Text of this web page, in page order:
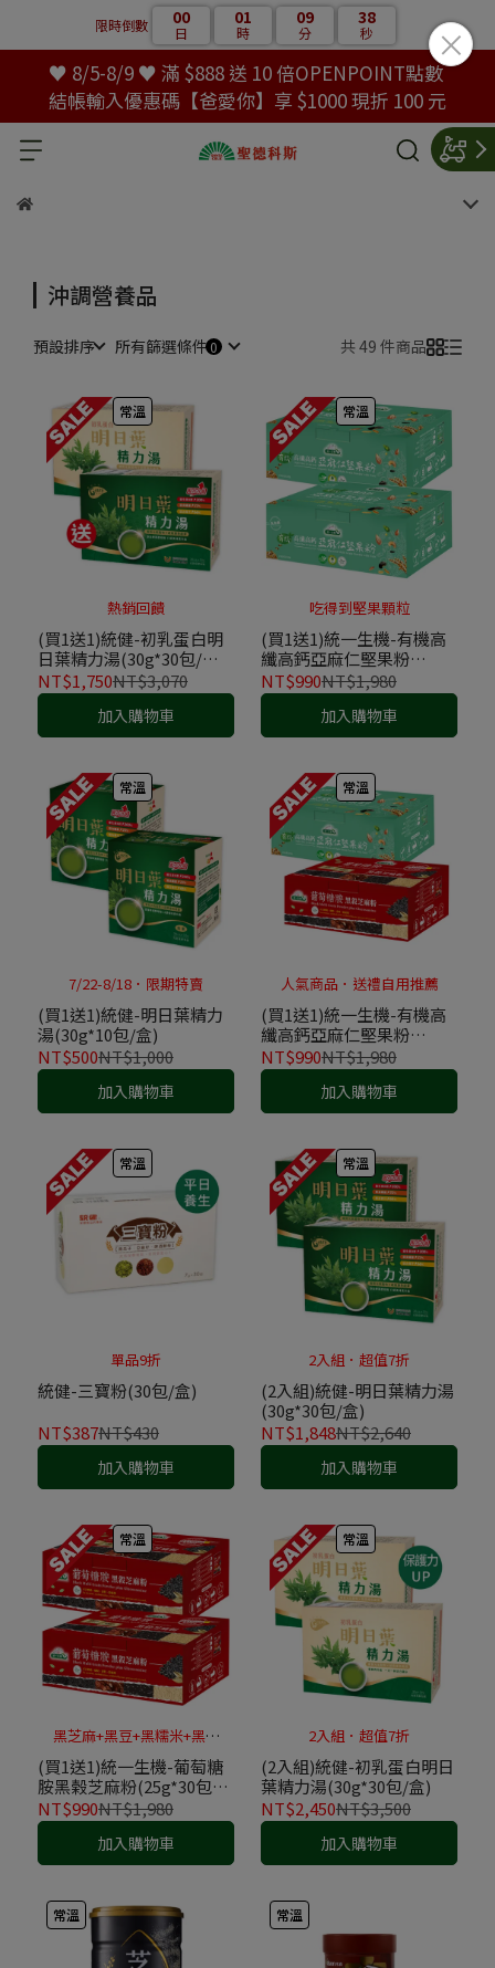
限時倒數 00
日
01
時
09
分
37
秒
♥ 8/5-8/9 ♥ 滿 $888 送 10 倍OPENPOINT點數
結帳輸入優惠碼【爸愛你】享 $1000 現折 100 元
沖調營養品
預設排序 所有篩選條件 共 49 件商品
常溫
熱銷回饋
(買1送1)統健-初乳蛋白明
日葉精力湯(30g*30包/盒)-
送明日葉精力湯(30g*30
包/盒)
NT$1,750NT$3,070
加入購物車
常溫
吃得到堅果顆粒
(買1送1)統一生機-有機高
纖高鈣亞麻仁堅果粉
(25g*30包/盒)
NT$990NT$1,980
加入購物車
常溫
7/22-8/18．限期特賣
(買1送1)統健-明日葉精力
湯(30g*10包/盒)
NT$500NT$1,000
加入購物車
常溫
人氣商品．送禮自用推薦
(買1送1)統一生機-有機高
纖高鈣亞麻仁堅果粉
(25g*30包/盒) +葡萄糖胺
黑榖芝麻粉(25g*30包/盒)
NT$990NT$1,980
加入購物車
常溫
單品9折
統健-三寶粉(30包/盒)
NT$387NT$430
加入購物車
常溫
2入組．超值7折
(2入組)統健-明日葉精力湯
(30g*30包/盒)
NT$1,848NT$2,640
加入購物車
常溫
黑芝麻+黑豆+黑糯米+黑木
耳
(買1送1)統一生機-葡萄糖
胺黑榖芝麻粉(25g*30包/
盒)
NT$990NT$1,980
加入購物車
常溫
2入組．超值7折
(2入組)統健-初乳蛋白明日
葉精力湯(30g*30包/盒)
NT$2,450NT$3,500
加入購物車
常溫 常溫